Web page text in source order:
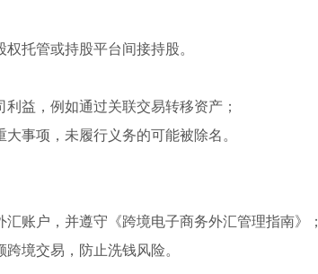
托管或持股平台间接持股。
益，例如通过关联交易转移资产；
事项，未履行义务的可能被除名。
账户，并遵守《跨境电子商务外汇管理指南》；
境交易，防止洗钱风险。